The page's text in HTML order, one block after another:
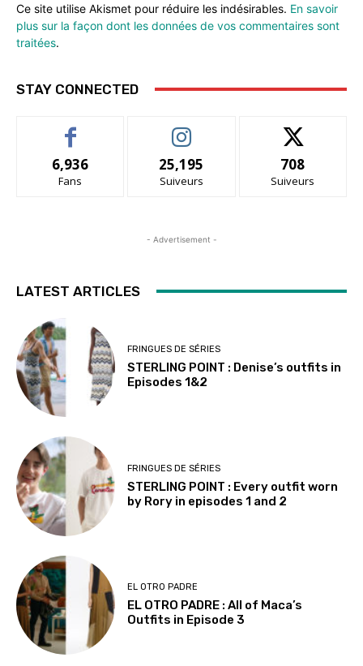
Ce site utilise Akismet pour réduire les indésirables. En savoir
plus sur la façon dont les données de vos commentaires sont
traitées.
STAY CONNECTED
6,936
Fans
25,195
Suiveurs
708
Suiveurs
- Advertisement -
LATEST ARTICLES
FRINGUES DE SÉRIES
STERLING POINT : Denise’s outfits in
Episodes 1&2
FRINGUES DE SÉRIES
STERLING POINT : Every outfit worn
by Rory in episodes 1 and 2
EL OTRO PADRE
EL OTRO PADRE : All of Maca’s
Outfits in Episode 3